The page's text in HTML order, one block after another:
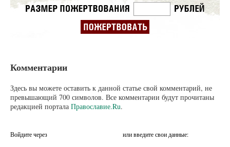
Комментарии
Здесь вы можете оставить к данной статье свой комментарий, не
превышающий 700 символов. Все комментарии будут прочитаны
редакцией портала Православие.Ru.
Войдите через или введите свои данные: